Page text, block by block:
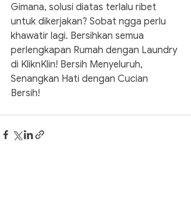
Gimana, solusi diatas terlalu ribet
untuk dikerjakan? Sobat ngga perlu
khawatir lagi. Bersihkan semua
perlengkapan Rumah dengan Laundry
di KliknKlin! Bersih Menyeluruh,
Senangkan Hati dengan Cucian
Bersih!